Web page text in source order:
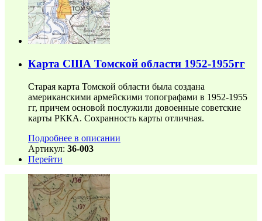
Карта США Томской области 1952-1955гг
Старая карта Томской области была создана
американскими армейскими топографами в 1952-1955
гг, причем основой послужили довоенные советские
карты РККА. Сохранность карты отличная.
Подробнее в описании
Артикул: 36-003
Перейти